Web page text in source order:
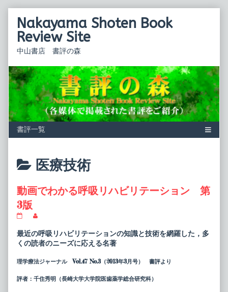
contentNakayama Shoten Book
Review Site
中山書店 書評の森
Posts
categoriezed
医療技術
動画でわかる呼吸リハビリテーション 第
3版
で
わ
か
呼
リ
posts
by
the
of
画
最近の呼吸リハビリテーションの知識と技術を網羅した，多
くの読者のニーズに応える名著
理学療法ジャーナル Vol.47 No.3（2013年3月号） 書評より
評者：千住秀明（長崎大学大学院医歯薬学総合研究科）